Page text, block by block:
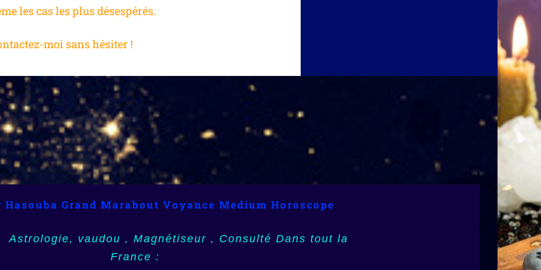
les cas les plus désespérés.
moi sans hésiter !
Hasouba Grand Marabout Voyance Medium Horoscope
vaudou , Magnétiseur , Consulté Dans tout la
France :
Medium, Voyance, Vaudou,Africain, Astrologie
Angoulême (16), Charente, Poitou-Charentes,
Nord, Nord-Pas-de-Calais, Martinique (972),
Guadeloupe (971), la Réunion (974)